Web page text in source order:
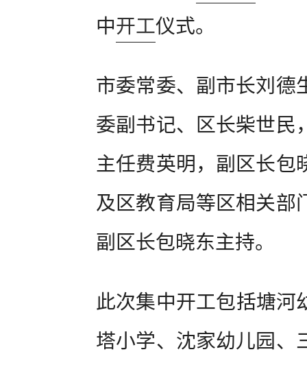
中开工仪式。
市委常委、副市长刘德
委副书记、区长柴世民
主任费英明，副区长包
及区教育局等区相关部
副区长包晓东主持。
此次集中开工包括塘河
塔小学、沈家幼儿园、